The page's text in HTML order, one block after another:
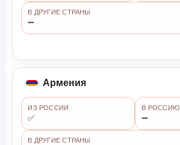
В ДРУГИЕ СТРАНЫ
➖
Армения
ИЗ РОССИИ
✅
В РОССИЮ
➖
В ДРУГИЕ СТРАНЫ